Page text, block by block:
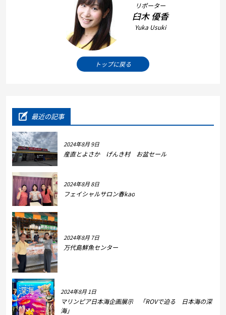
リポーター
臼木 優香
Yuka Usuki
トップに戻る
最近の記事
2024年8月 9日
産直とよさか げんき村 お盆セール
2024年8月 8日
フェイシャルサロン春kao
2024年8月 7日
万代島鮮魚センター
2024年8月 1日
マリンピア日本海企画展示 「ROVで迫る 日本海の深
海」